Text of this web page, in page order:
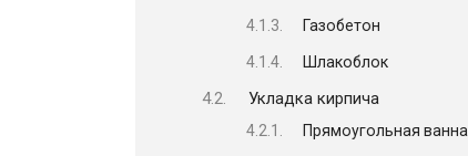
Газобетон
Шлакоблок
Укладка кирпича
Прямоугольная ванна